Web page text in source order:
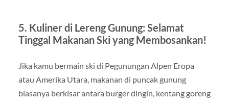
5. Kuliner di Lereng Gunung: Selamat
Tinggal Makanan Ski yang Membosankan!
Jika kamu bermain ski di Pegunungan Alpen Eropa
atau Amerika Utara, makanan di puncak gunung
biasanya berkisar antara burger dingin, kentang goreng